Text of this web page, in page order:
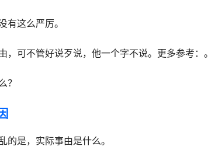
有这么严厉。
，可不管好说歹说，他一个字不说。更多参考：。
？
的是，实际事由是什么。